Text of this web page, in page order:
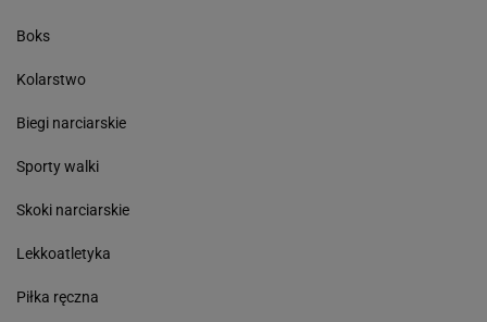
Boks
Kolarstwo
Biegi narciarskie
Sporty walki
Skoki narciarskie
Lekkoatletyka
Piłka ręczna